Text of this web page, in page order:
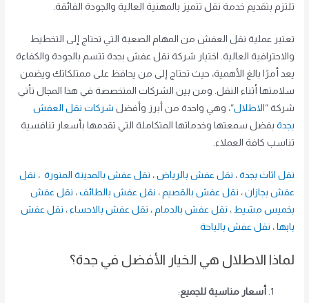
تلتزم بتقديم خدمة نقل تتميز بالمهنية العالية والجودة الفائقة.
تعتبر عملية نقل العفش من المهام الصعبة التي تحتاج إلى التخطيط
والاحترافية العالية. اختيار شركة نقل عفش بجدة تتسم بالجودة والكفاءة
يعد أمرًا بالغ الأهمية، حيث تحتاج إلى من يحافظ على ممتلكاتك ويضمن
سلامتها أثناء النقل. ومن بين الشركات المتخصصة في هذا المجال تأتي
شركة “الاطلال “، وهي واحدة من أبرز وأفضلشركات نقل العفش
بجدةبفضل سمعتها وخدماتها المتكاملة التي تقدمها بأسعار تنافسية
تناسب كافة العملاء.
نقل اثاث بجدة،نقل عفش بالرياض،نقل عفش بالمدينة المنورة، نقل
عفش بجازان،نقل عفش بالقصيم،نقل عفش بالطائف ،نقل عفش
بخميس مشيط،نقل عفش بالدمام، نقل عفش بالاحساء، نقل عفش
بابها ،نقل عفش بالباحة
لماذا الاطلال هي الخيار الأفضل في جدة؟
أسعار مناسبة للجميع: